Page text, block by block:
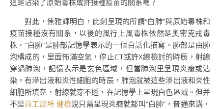
這是沾染了原始毒株或許接種疫苗的關系嗎？
對此，焦雅輝明白，此刻呈現的所謂“白肺”與原始毒株和
疫苗接種沒有關系，以後的風行上風毒株依然是奧密克戎毒
株。“白肺”是肺部記憶學表示的一個白話化描寫。肺部是由肺
泡構成的，里面佈滿空氣，停止CT或許X線檢討的時辰，射線
穿過肺泡，記憶表示是玄色區域，但當肺泡里呈現炎癥或沾
染，有滲出液和炎性細胞的時辰，肺泡就被這些滲出液和炎性
細胞所填充，射線就穿不透，在記憶學上呈現白色區域。但并
不是員工診所 健檢說只需呈現炎癥就都叫“白肺”，普通來講，